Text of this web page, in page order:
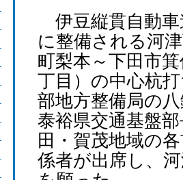
伊豆縦貫自動車
に整備される河
町梨本～下田市
丁目）の中心杭
部地方整備局の
泰裕県交通基盤
田・賀茂地域の
係者が出席し、